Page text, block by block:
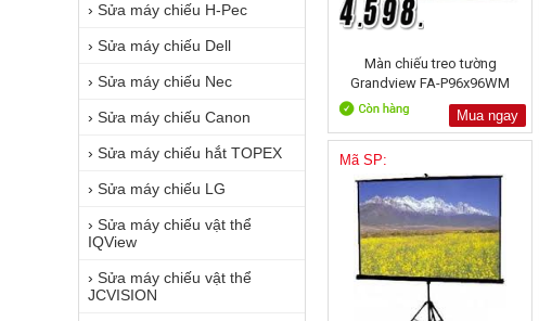
› Sửa máy chiếu H-Pec
› Sửa máy chiếu Dell
› Sửa máy chiếu Nec
› Sửa máy chiếu Canon
› Sửa máy chiếu hắt TOPEX
› Sửa máy chiếu LG
› Sửa máy chiếu vật thể
IQView
› Sửa máy chiếu vật thể
JCVISION
Màn chiếu treo tường
Grandview FA-P96x96WM
Mua ngay
Mã SP: